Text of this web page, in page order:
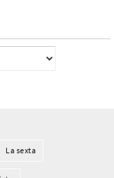
La sexta